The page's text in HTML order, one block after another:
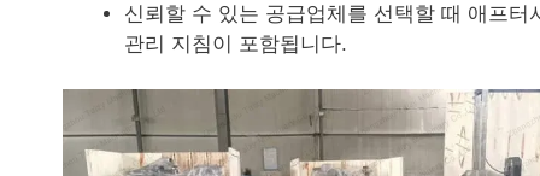
신뢰할 수 있는 공급업체를 선택할 때 애프
관리 지침이 포함됩니다.